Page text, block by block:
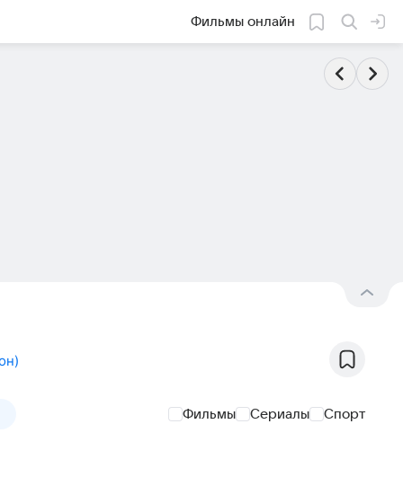
Фильмы онлайн
)
Фильмы Сериалы Спорт